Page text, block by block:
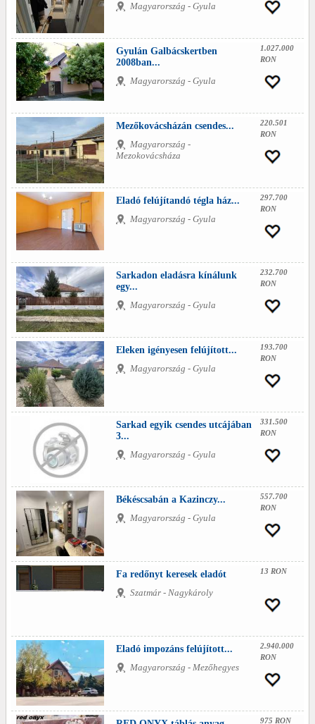
Magyarország - Gyula
Gyulán Galbácskertben
2008ban...
Magyarország - Gyula
1.027.000
RON
Mezőkovácsházán csendes...
Magyarország -
Mezokovácsháza
220.501
RON
Eladó felújítandó tégla ház...
Magyarország - Gyula
297.700
RON
Sarkadon eladásra kínálunk
egy...
Magyarország - Gyula
232.700
RON
Eleken igényesen felújított...
Magyarország - Gyula
193.700
RON
Sarkad egyik csendes utcájában
3...
Magyarország - Gyula
331.500
RON
Békéscsabán a Kazinczy...
Magyarország - Gyula
557.700
RON
Fa redőnyt keresek eladót
Szatmár - Nagykároly
13 RON
Eladó impozáns felújított...
Magyarország - Mezőhegyes
2.940.000
RON
975 RON